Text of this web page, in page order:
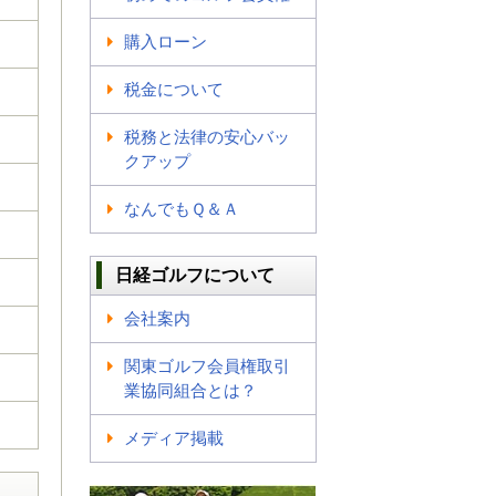
購入ローン
税金について
税務と法律の安心バッ
クアップ
なんでもＱ＆Ａ
日経ゴルフについて
会社案内
関東ゴルフ会員権取引
業協同組合とは？
メディア掲載